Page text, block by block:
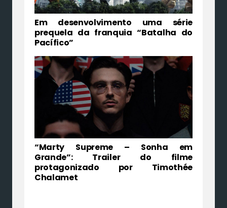
Em desenvolvimento uma série
prequela da franquia “Batalha do
Pacífico”
“Marty Supreme – Sonha em
Grande”: Trailer do filme
protagonizado por Timothée
Chalamet